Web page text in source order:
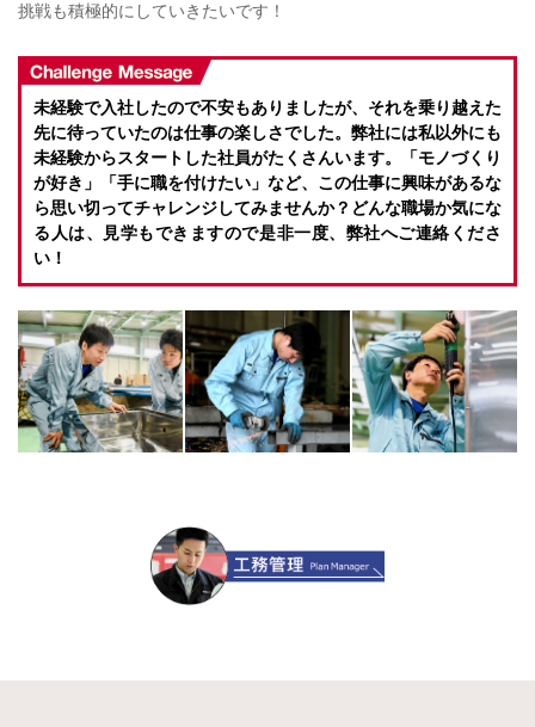
挑戦も積極的にしていきたいです！
未経験で入社したので不安もありましたが、それを乗り越えた
先に待っていたのは仕事の楽しさでした。弊社には私以外にも
未経験からスタートした社員がたくさんいます。「モノづくり
が好き」「手に職を付けたい」など、この仕事に興味があるな
ら思い切ってチャレンジしてみませんか？どんな職場か気にな
る人は、見学もできますので是非一度、弊社へご連絡くださ
い！